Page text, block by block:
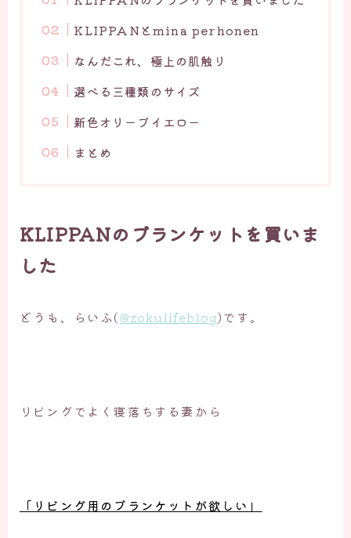
KLIPPANとmina perhonen
なんだこれ、極上の肌触り
選べる三種類のサイズ
新色オリーブイエロー
まとめ
KLIPPANのブランケットを買いま
した
どうも、らいふ(@zokulifeblog)です。
リビングでよく寝落ちする妻から
「リビング用のブランケットが欲しい」